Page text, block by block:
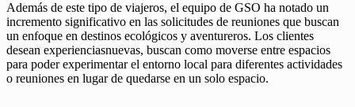
Además de este tipo de viajeros, el equipo de GSO ha notado un
incremento significativo en las solicitudes de reuniones que buscan
un enfoque en destinos ecológicos y aventureros. Los clientes
desean experienciasnuevas, buscan como moverse entre espacios
para poder experimentar el entorno local para diferentes actividades
o reuniones en lugar de quedarse en un solo espacio.